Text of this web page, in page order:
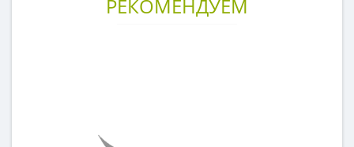
РЕКОМЕНДУЕМ